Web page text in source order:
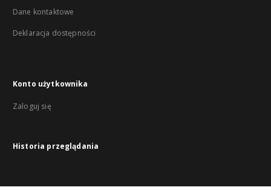
Dane kontaktowe
Deklaracja dostępności
Konto użytkownika
Zaloguj się
Historia przeglądania